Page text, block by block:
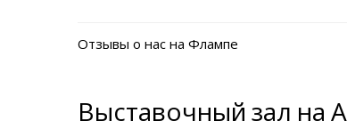
Отзывы о нас на Флампе
Выставочный зал на